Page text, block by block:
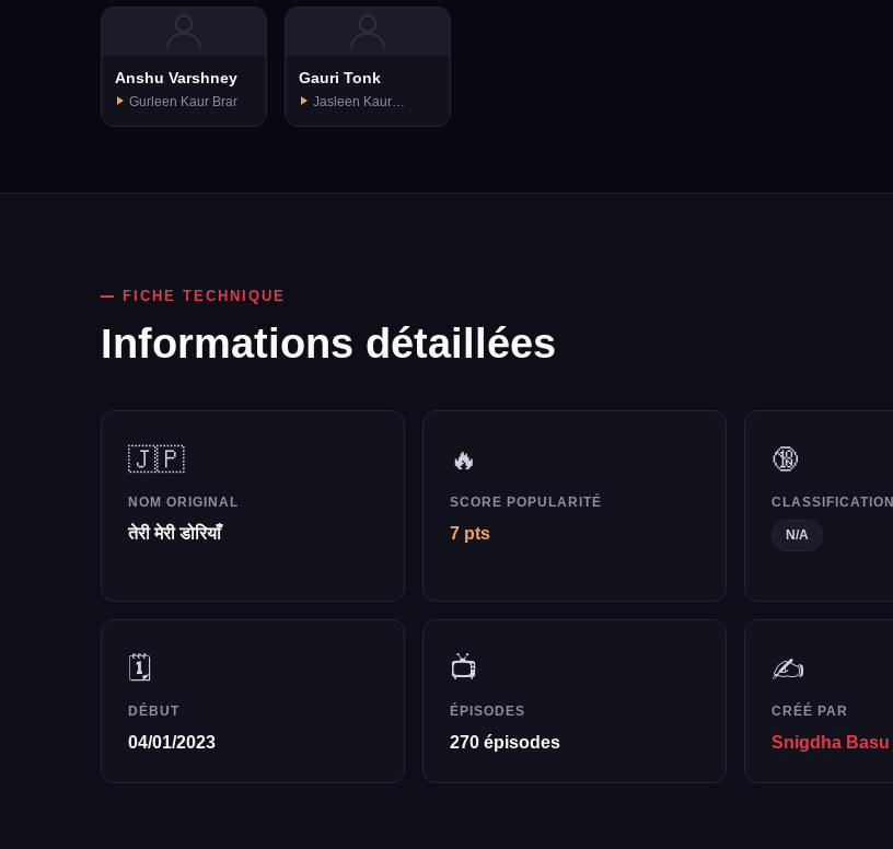
Anshu Varshney
Gurleen Kaur Brar
Gauri Tonk
Baweja
FICHE TECHNIQUE
Informations détaillées
🇯🇵
NOM ORIGINAL
तेरी मेरी डोरियाँ
🔥
SCORE POPULARITÉ
7 pts
🔞
CLASSIFICATION
N/A
🗓️
DÉBUT
04/01/2023
📺
ÉPISODES
270 épisodes
✍️
CRÉÉ PAR
Snigdha Basu